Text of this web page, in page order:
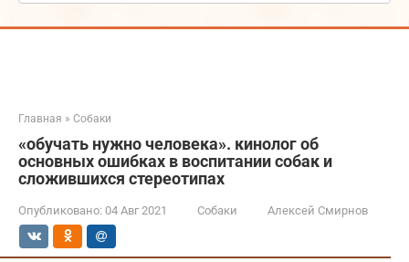
Главная » Собаки
«обучать нужно человека». кинолог об
основных ошибках в воспитании собак и
сложившихся стереотипах
Опубликовано: 04 Авг 2021 Собаки Алексей Смирнов